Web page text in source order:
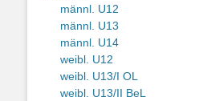
männl. U12
männl. U13
männl. U14
weibl. U12
weibl. U13/I OL
weibl. U13/II BeL